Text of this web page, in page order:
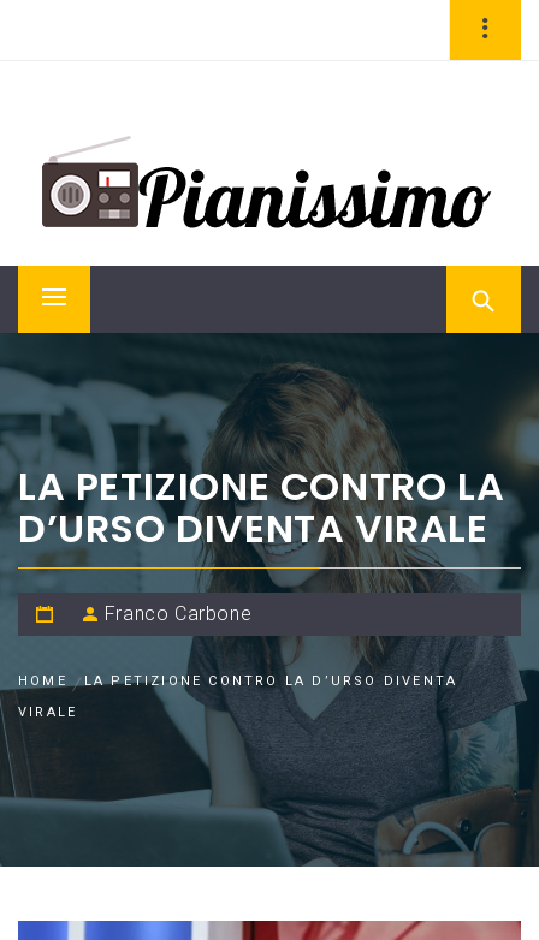
PIANISSIMO
Primary
LA PETIZIONE CONTRO LA
D’URSO DIVENTA VIRALE
Franco Carbone
HOME
LA PETIZIONE CONTRO LA D’URSO DIVENTA
VIRALE